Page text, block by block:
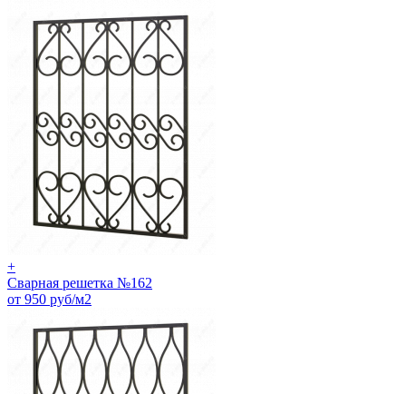
+
Сварная решетка №162
от 950 руб/м2